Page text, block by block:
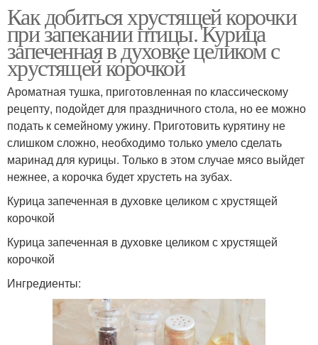
Как добиться хрустящей корочки
при запекании птицы. Курица
запеченная в духовке целиком с
хрустящей корочкой
Ароматная тушка, приготовленная по классическому
рецепту, подойдет для праздничного стола, но ее можно
подать к семейному ужину. Приготовить курятину не
слишком сложно, необходимо только умело сделать
маринад для курицы. Только в этом случае мясо выйдет
нежнее, а корочка будет хрустеть на зубах.
Курица запеченная в духовке целиком с хрустящей
корочкой
Курица запеченная в духовке целиком с хрустящей
корочкой
Ингредиенты: